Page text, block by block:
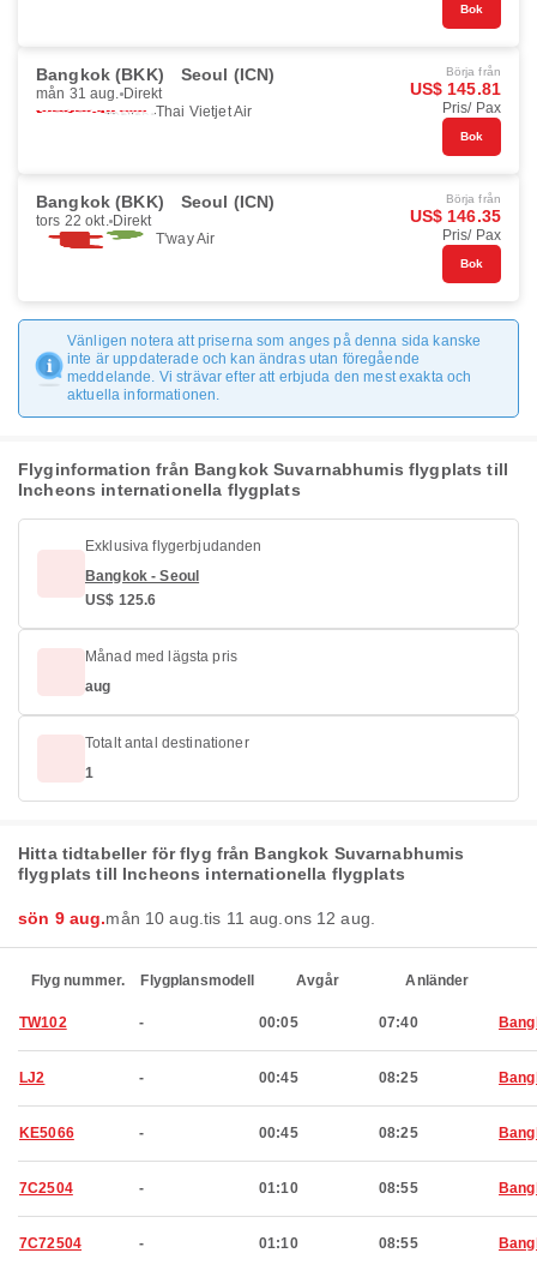
Bok
Bangkok (BKK) Seoul (ICN)
mån 31 aug. Direkt
Thai Vietjet Air
Börja från
US$ 145.81
Pris/ Pax
Bok
Bangkok (BKK) Seoul (ICN)
tors 22 okt. Direkt
T'way Air
Börja från
US$ 146.35
Pris/ Pax
Bok
Vänligen notera att priserna som anges på denna sida kanske
inte är uppdaterade och kan ändras utan föregående
meddelande. Vi strävar efter att erbjuda den mest exakta och
aktuella informationen.
Flyginformation från Bangkok Suvarnabhumis flygplats till
Incheons internationella flygplats
Exklusiva flygerbjudanden
Bangkok - Seoul
US$ 125.6
Månad med lägsta pris
aug
Totalt antal destinationer
1
Hitta tidtabeller för flyg från Bangkok Suvarnabhumis
flygplats till Incheons internationella flygplats
sön 9 aug.mån 10 aug. tis 11 aug. ons 12 aug.
Flyg nummer. Flygplansmodell Avgår Anländer
TW102 - 00:05 07:40
LJ2 - 00:45 08:25
KE5066 - 00:45 08:25
7C2504 - 01:10 08:55
7C72504 - 01:10 08:55